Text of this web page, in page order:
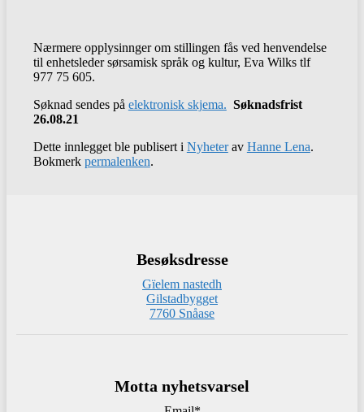
Nærmere opplysinnger om stillingen fås ved henvendelse
til enhetsleder sørsamisk språk og kultur, Eva Wilks tlf
977 75 605.
Søknad sendes på elektronisk skjema. Søknadsfrist
26.08.21
Dette innlegget ble publisert i Nyheterav Hanne Lena.
Bokmerk permalenken.
Besøksdresse
Gïelem nastedh
Gilstadbygget
7760 Snåase
Motta nyhetsvarsel